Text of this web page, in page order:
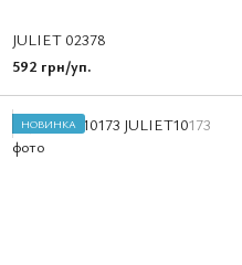
JULIET 02378
592 грн/уп.
НОВИНКА